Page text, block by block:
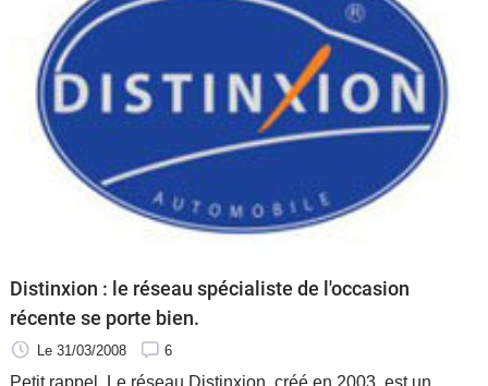
Distinxion : le réseau spécialiste de l'occasion
récente se porte bien.
Le 31/03/2008 6
Petit rappel. Le réseau Distinxion, créé en 2003, est un